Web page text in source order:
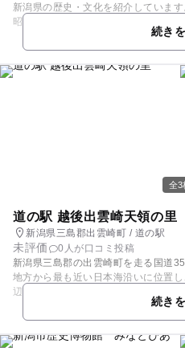
新潟県の歴史・文化を紹介しています。 「雪とくらし」のコーナーで
昭和30年代の上越市高田の雁木通り
荒物・雑貨屋、駄菓子屋、下駄屋の
る雪下ろしをしている街並みの風景
そうです。 「縄文時代」のコーナーでは、春夏秋冬の季節ごとに実物大の
ジオラマ展示で、5000年前の人々の
近・現までの新潟県の歴史を、「米
続き
全3
道の駅 越後出雲崎天領の里
新潟県三島郡出雲崎町 / 道の駅
未評価
0人が口コミ投稿
新潟県三島郡の出雲崎町を走る国道
地方から最も近い日本海沿いに位置
辺のエリアは、良寛の生まれた町、
の句を詠んだ町、そして石油産業発
の「日本海夕日公園」には、海に突
凪の橋」の他、遊具、芝生広場を備
続き